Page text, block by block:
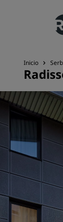
Nuestras
Marcas de
Inicio